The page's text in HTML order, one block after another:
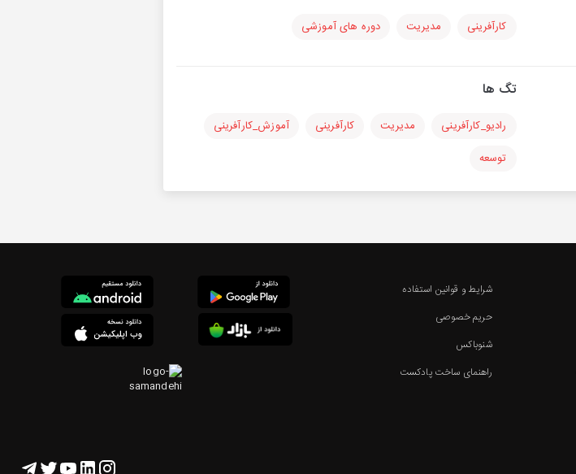
کارآفرینی مدیریت دوره های آموزشی
تگ ها
رادیو_کارآفرینی مدیریت کارآفرینی
آموزش_کارآفرینی
توسعه
شرایط و قوانین استفاده
حریم خصوصی
شنوباکس
راهنمای ساخت پادکست